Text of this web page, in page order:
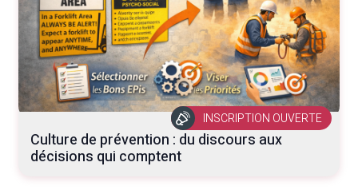
INSCRIPTION OUVERTE
Culture de prévention : du discours aux
décisions qui comptent